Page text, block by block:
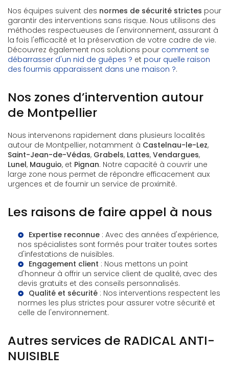
Nos équipes suivent des normes de sécurité strictes pour
garantir des interventions sans risque. Nous utilisons des
méthodes respectueuses de l'environnement, assurant à
la fois l'efficacité et la préservation de votre cadre de vie.
Découvrez également nos solutions pour comment se
débarrasser d'un nid de guêpes ? et pour quelle raison
des fourmis apparaissent dans une maison ?.
Nos zones d’intervention autour
de Montpellier
Nous intervenons rapidement dans plusieurs localités
autour de Montpellier, notamment à Castelnau-le-Lez,
Saint-Jean-de-Védas, Grabels, Lattes, Vendargues,
Lunel, Mauguio, et Pignan. Notre capacité à couvrir une
large zone nous permet de répondre efficacement aux
urgences et de fournir un service de proximité.
Les raisons de faire appel à nous
Expertise reconnue : Avec des années d'expérience,
nos spécialistes sont formés pour traiter toutes sortes
d'infestations de nuisibles.
Engagement client : Nous mettons un point
d'honneur à offrir un service client de qualité, avec des
devis gratuits et des conseils personnalisés.
Qualité et sécurité : Nos interventions respectent les
normes les plus strictes pour assurer votre sécurité et
celle de l'environnement.
Autres services de RADICAL ANTI-
NUISIBLE